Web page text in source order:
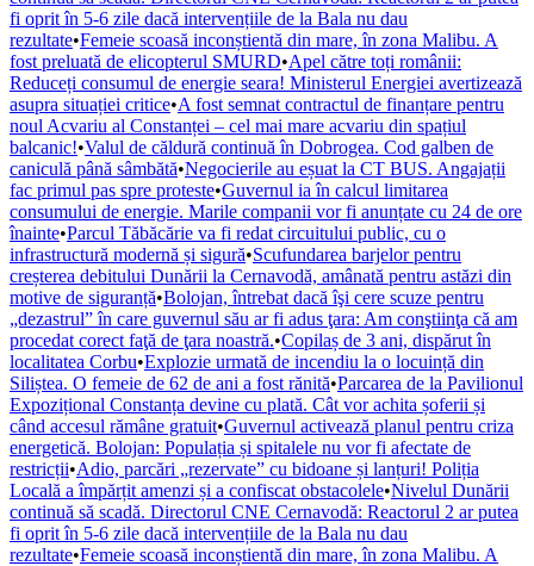
fi oprit în 5-6 zile dacă intervențiile de la Bala nu dau
rezultate•Femeie scoasă inconștientă din mare, în zona Malibu. A
fost preluată de elicopterul SMURD•Apel către toți românii:
Reduceți consumul de energie seara! Ministerul Energiei avertizează
asupra situației critice•A fost semnat contractul de finanțare pentru
noul Acvariu al Constanței – cel mai mare acvariu din spațiul
balcanic!•Valul de căldură continuă în Dobrogea. Cod galben de
caniculă până sâmbătă•Negocierile au eșuat la CT BUS. Angajații
fac primul pas spre proteste•Guvernul ia în calcul limitarea
consumului de energie. Marile companii vor fi anunțate cu 24 de ore
înainte•Parcul Tăbăcărie va fi redat circuitului public, cu o
infrastructură modernă și sigură•Scufundarea barjelor pentru
creșterea debitului Dunării la Cernavodă, amânată pentru astăzi din
motive de siguranță•Bolojan, întrebat dacă îşi cere scuze pentru
„dezastrul” în care guvernul său ar fi adus ţara: Am conştiinţa că am
procedat corect faţă de ţara noastră.•Copilaș de 3 ani, dispărut în
localitatea Corbu•Explozie urmată de incendiu la o locuință din
Siliștea. O femeie de 62 de ani a fost rănită•Parcarea de la Pavilionul
Expozițional Constanța devine cu plată. Cât vor achita șoferii și
când accesul rămâne gratuit•Guvernul activează planul pentru criza
energetică. Bolojan: Populația și spitalele nu vor fi afectate de
restricții•Adio, parcări „rezervate” cu bidoane și lanțuri! Poliția
Locală a împărțit amenzi și a confiscat obstacolele•Nivelul Dunării
continuă să scadă. Directorul CNE Cernavodă: Reactorul 2 ar putea
fi oprit în 5-6 zile dacă intervențiile de la Bala nu dau
rezultate•Femeie scoasă inconștientă din mare, în zona Malibu. A